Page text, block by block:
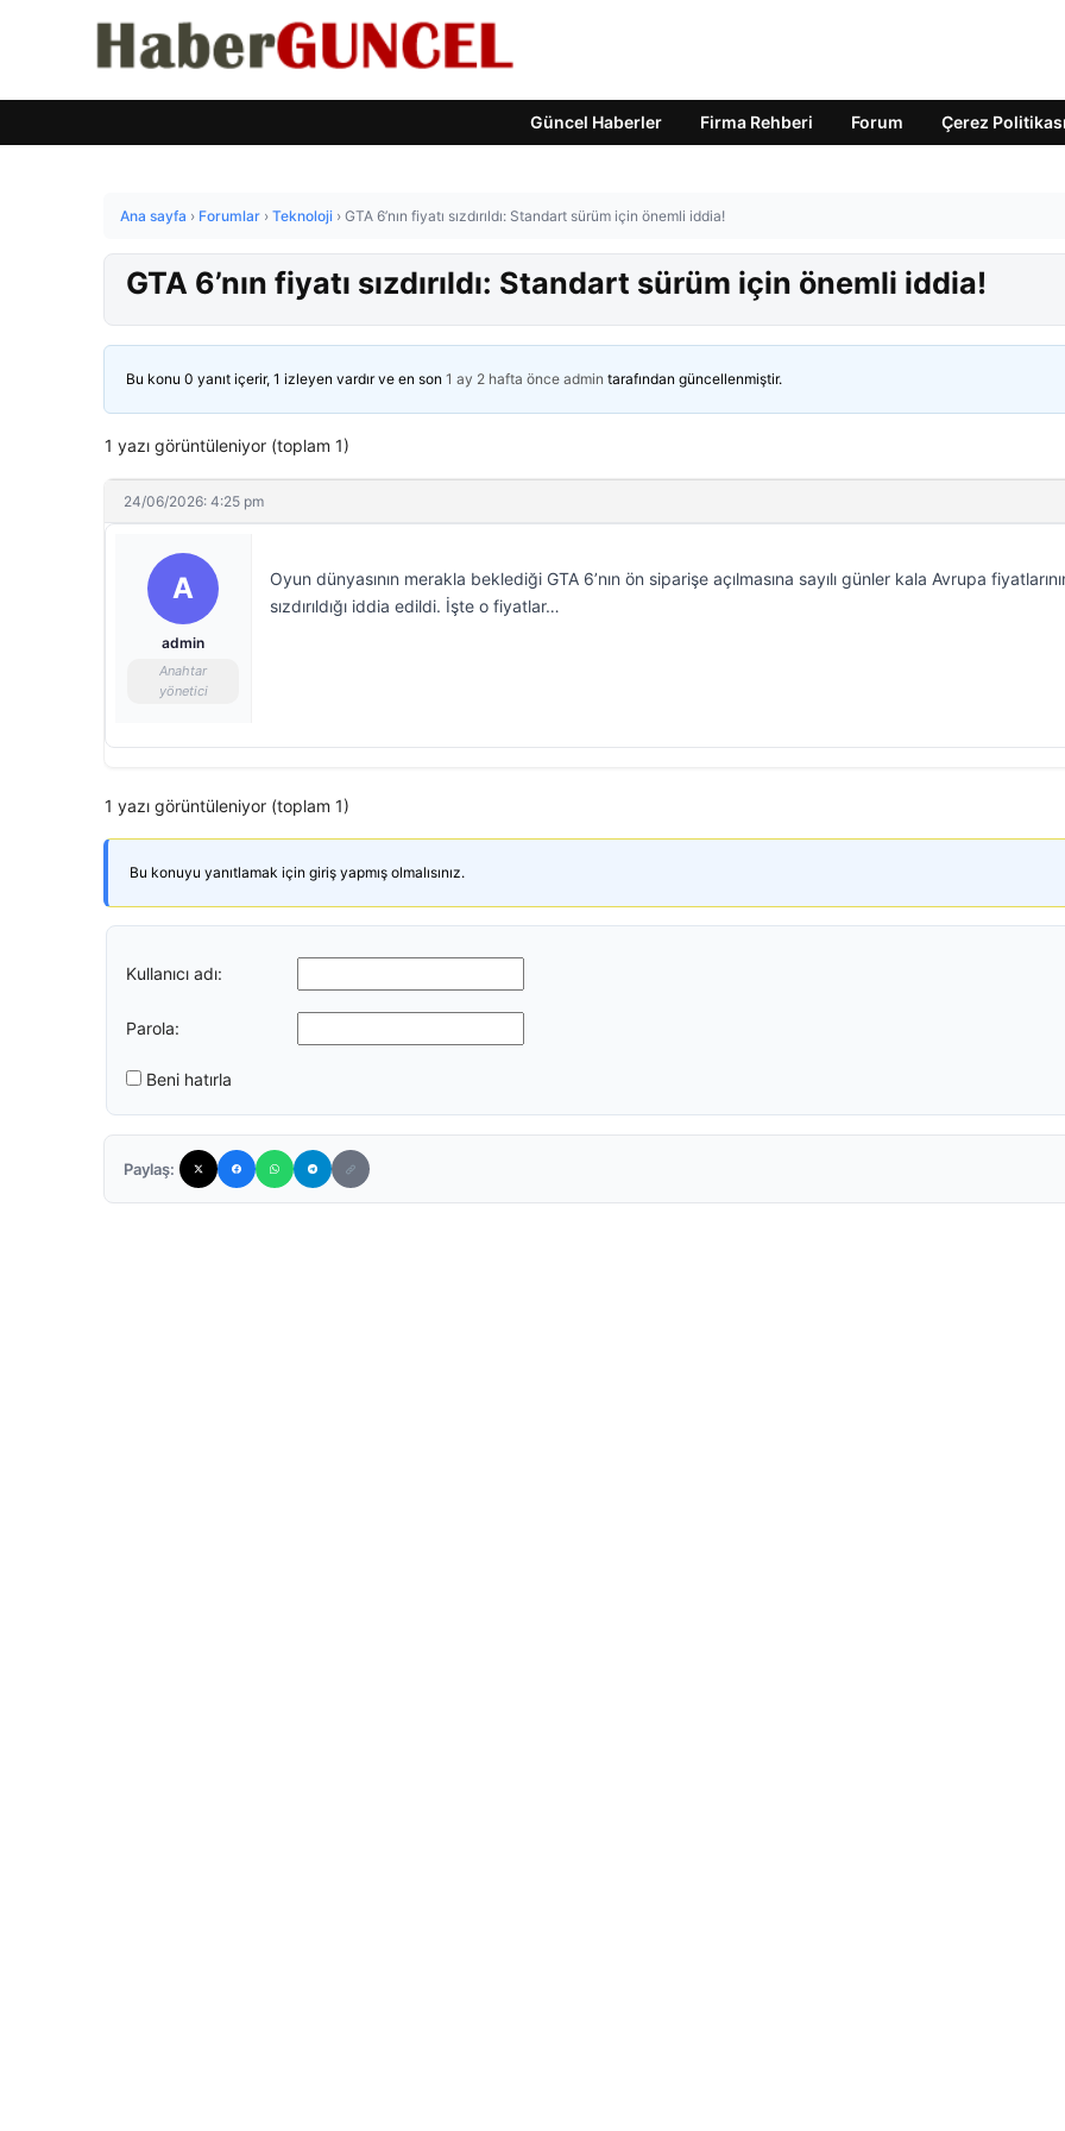
Güncel Haberler Firma Rehberi Forum Çerez Politikası
Ana sayfa › Forumlar › Teknoloji › GTA 6’nın fiyatı sızdırıldı: Standart sürüm için önemli iddia!
GTA 6’nın fiyatı sızdırıldı: Standart sürüm için önemli iddia!
Bu konu 0 yanıt içerir, 1 izleyen vardır ve en son 1 ay 2 hafta önce admin tarafından güncellenmiştir.
1 yazı görüntüleniyor (toplam 1)
24/06/2026: 4:25 pm
A
admin
Anahtar
yönetici
Oyun dünyasının merakla beklediği GTA 6’nın ön siparişe açılmasına sayılı günler kala Avrupa
sızdırıldığı iddia edildi. İşte o fiyatlar…
1 yazı görüntüleniyor (toplam 1)
Bu konuyu yanıtlamak için giriş yapmış olmalısınız.
Kullanıcı adı:
Parola:
Beni hatırla
Paylaş: